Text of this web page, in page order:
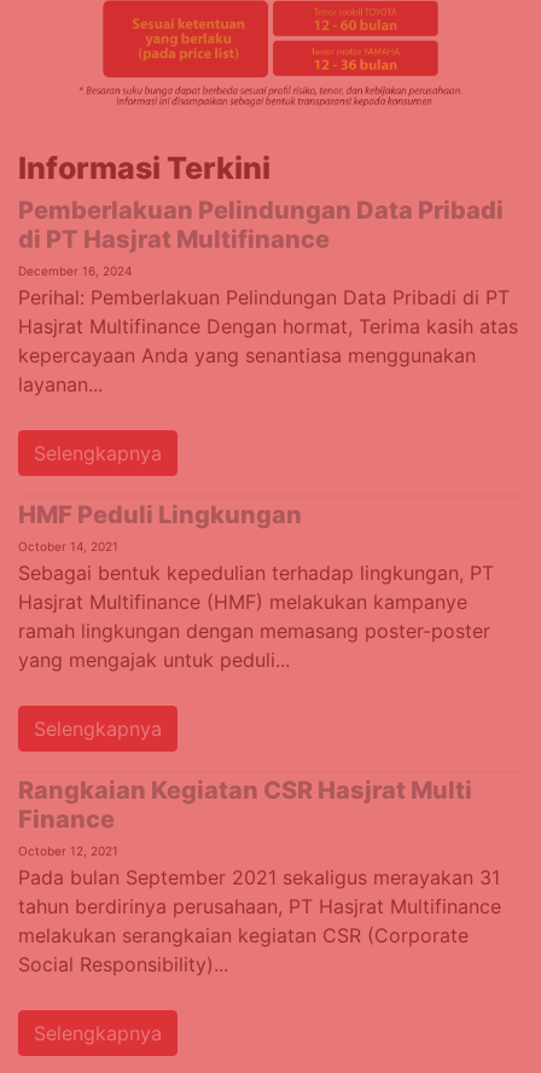
Informasi Terkini
Pemberlakuan Pelindungan Data Pribadi
di PT Hasjrat Multifinance
December 16, 2024
Perihal: Pemberlakuan Pelindungan Data Pribadi di PT
Hasjrat Multifinance Dengan hormat, Terima kasih atas
kepercayaan Anda yang senantiasa menggunakan
layanan...
Selengkapnya
HMF Peduli Lingkungan
October 14, 2021
Sebagai bentuk kepedulian terhadap lingkungan, PT
Hasjrat Multifinance (HMF) melakukan kampanye
ramah lingkungan dengan memasang poster-poster
yang mengajak untuk peduli...
Selengkapnya
Rangkaian Kegiatan CSR Hasjrat Multi
Finance
October 12, 2021
Pada bulan September 2021 sekaligus merayakan 31
tahun berdirinya perusahaan, PT Hasjrat Multifinance
melakukan serangkaian kegiatan CSR (Corporate
Social Responsibility)...
Selengkapnya